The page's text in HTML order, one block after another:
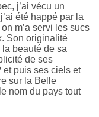
j’ai vécu un
été happé par la
m’a servi les sucs
Son originalité
beauté de sa
de ses
et puis ses ciels et
sur la Belle
nom du pays tout